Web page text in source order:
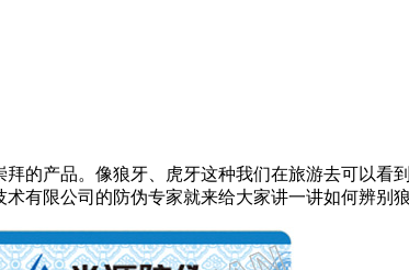
的产品。像狼牙、虎牙这种我们在旅游去可以看
有限公司的防伪专家就来给大家讲一讲如何辨别